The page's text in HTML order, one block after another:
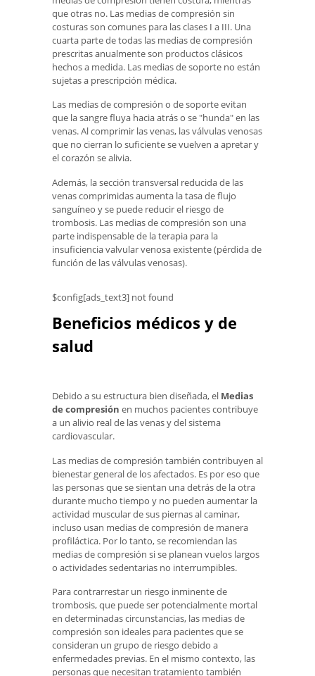
que otras no. Las medias de compresión sin
costuras son comunes para las clases I a III. Una
cuarta parte de todas las medias de compresión
prescritas anualmente son productos clásicos
hechos a medida. Las medias de soporte no están
sujetas a prescripción médica.
Las medias de compresión o de soporte evitan
que la sangre fluya hacia atrás o se "hunda" en las
venas. Al comprimir las venas, las válvulas venosas
que no cierran lo suficiente se vuelven a apretar y
el corazón se alivia.
Además, la sección transversal reducida de las
venas comprimidas aumenta la tasa de flujo
sanguíneo y se puede reducir el riesgo de
trombosis. Las medias de compresión son una
parte indispensable de la terapia para la
insuficiencia valvular venosa existente (pérdida de
función de las válvulas venosas).
$config[ads_text3] not found
Beneficios médicos y de
salud
Debido a su estructura bien diseñada, el Medias
de compresión en muchos pacientes contribuye
a un alivio real de las venas y del sistema
cardiovascular.
Las medias de compresión también contribuyen al
bienestar general de los afectados. Es por eso que
las personas que se sientan una detrás de la otra
durante mucho tiempo y no pueden aumentar la
actividad muscular de sus piernas al caminar,
incluso usan medias de compresión de manera
profiláctica. Por lo tanto, se recomiendan las
medias de compresión si se planean vuelos largos
o actividades sedentarias no interrumpibles.
Para contrarrestar un riesgo inminente de
trombosis, que puede ser potencialmente mortal
en determinadas circunstancias, las medias de
compresión son ideales para pacientes que se
consideran un grupo de riesgo debido a
enfermedades previas. En el mismo contexto, las
personas que necesitan tratamiento también